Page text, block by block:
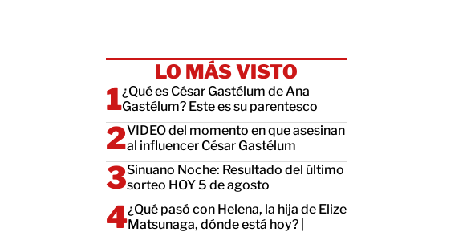
LO MÁS VISTO
¿Qué es César Gastélum de Ana
Gastélum? Este es su parentesco
VIDEO del momento en que asesinan
al influencer César Gastélum
Sinuano Noche: Resultado del último
sorteo HOY 5 de agosto
¿Qué pasó con Helena, la hija de Elize
Matsunaga, dónde está hoy? |